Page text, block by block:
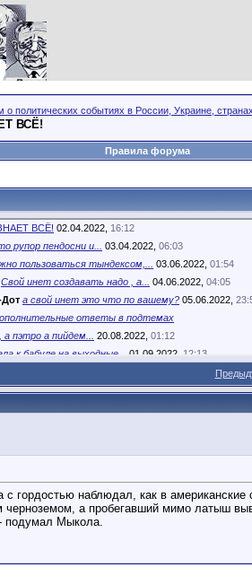
о политических событиях в России, Украине,
ВСЁ!
Правила форума
ВСЁ! 02.04.2022, 16:12
рупор пендосни и... 03.04.2022, 06:03
пользоваться тындексом,... 03.06.2022, 01:54
Свой инет создавать надо , а... 04.06.2022, 04:05
а свой инет это что по вашему? 05.06.2022,
ответы в подтемах
пэтро а пийдем... 20.08.2022, 01:12
к бабуле на выходные... 01.09.2022, 12:13
интернету выросло...28.09.2022,18:38
Мыкола с гордостью...
На букву пэ....22.11.2022,20:21
"Ёжик в тумане"...16.12.2022,01:38
гордостью наблюдал, как в американские
а пробегавший мимо латыш
подумал Мыкола.